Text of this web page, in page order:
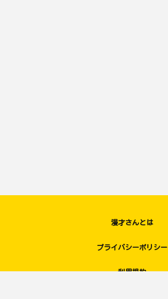
漫才さんとは
プライバシーポリシー
利用規約